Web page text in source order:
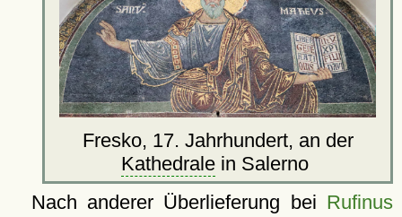
Fresko, 17. Jahrhundert, an der
Kathedrale in Salerno
Nach anderer Überlieferung bei Rufinus